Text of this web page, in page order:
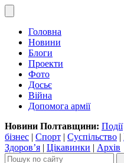
Головна
Новини
Блоги
Проекти
Фото
Досьє
Війна
Допомога армії
Новини Полтавщини: Події
бізнес | Спорт | Суспільство |
Здоров’я | Цікавинки | Архів